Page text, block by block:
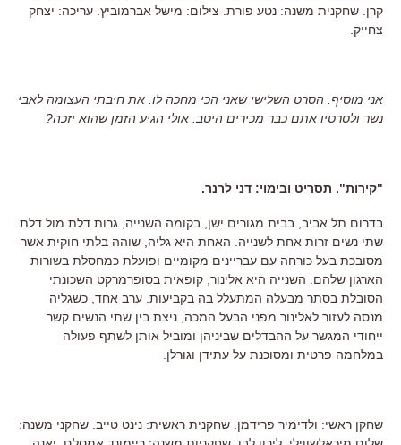
קרן. שחקנית משנה: נטע פורת. צילום: מישל אברמוביץ. עריכה: יצחק
צחייק.
אני מוסיף: הסרט השלישי שאני הכי מחכה לו. את חיבתי העצומה לאבי
נשר ולסרטיו אתם כבר מכירים היטב. אולי הגיע הזמן שהוא יזכה?
"קירות". תסריט ובימוי: דני לרנר.
בדרום תל אביב, בבית מגורים ישן, בקומה השנייה, גרות דלת מול דלת
שתי נשים זרות אחת לשנייה. האחת היא גליה, שוהה בלתי חוקית אשר
מסובכת בעל כורחה עם עבריינים מקומיים ופועלת כמחסלת בשורות
הארגון שלהם. השנייה היא אלינור, קופאית בסופרמרקט השכונתי
הסובלת בסתר מבעלה המתעלל בה בקביעות. ערב אחד, כשגליה
מנסה לעזור לאלינור מפני הבעל המכה, ניצת בין שתי הנשים קשר
ייחודי המגשר על ההבדלים שביניהן ומוביל אותן לשתף פעולה
במלחמה פרטית ומסוכנת על עתידן וגורלן.
שחקן ראשי: ולדימיר פרידמן. שחקנית ראשית: נינט טייב. שחקני משנה: